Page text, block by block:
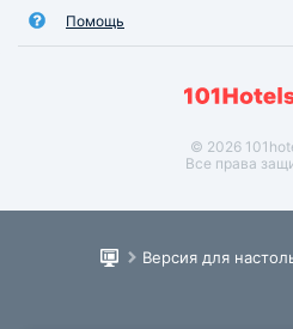
Помощь
© 2026
Все права
Версия для